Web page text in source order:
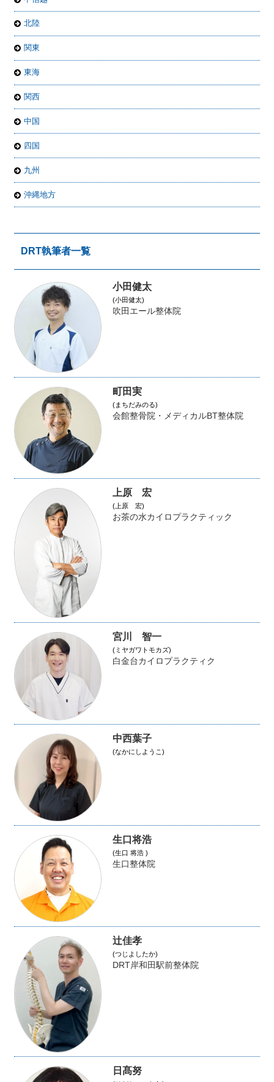
北陸
関東
東海
関西
中国
四国
九州
沖縄地方
DRT執筆者一覧
小田健太
(小田健太)
吹田エール整体院
町田実
(まちだみのる)
会館整骨院・メディカルBT整体院
上原 宏
(上原 宏)
お茶の水カイロプラクティック
宮川 智一
(ミヤガワトモカズ)
白金台カイロプラクティク
中西葉子
(なかにしようこ)
生口将浩
(生口 将浩 )
生口整体院
辻佳孝
(つじよしたか)
DRT岸和田駅前整体院
日髙努